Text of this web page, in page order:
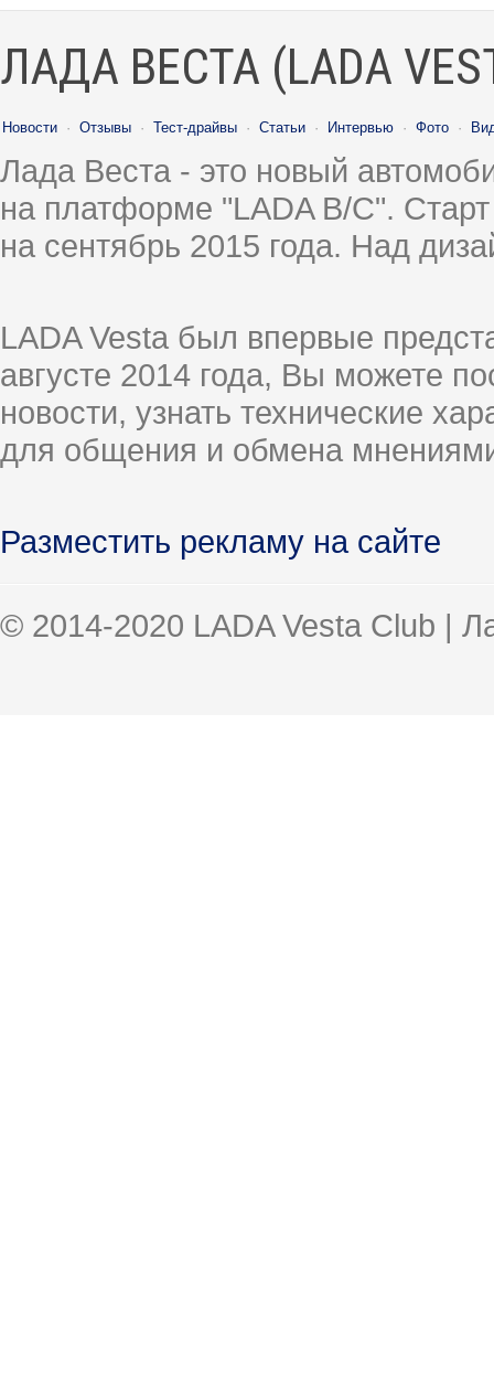
ЛАДА ВЕСТА (LADA
Новости · Отзывы · Тест-драйвы · Статьи · Интервью · Фото ·
Лада Веста - это новый
на платформе "LADA B/C".
на сентябрь 2015 года. Над
LADA Vesta был впервые
августе 2014 года, Вы можете
новости, узнать технические
для общения и обмена
Разместить рекламу на сайте
© 2014-2020 LADA Vesta Club |